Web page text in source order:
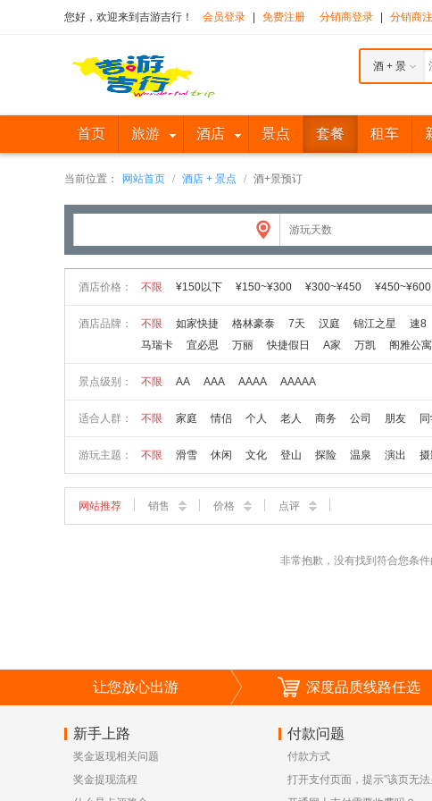
您好，欢迎来到吉游吉行！ 会员登录 免费注册 分销商登录 分销商
酒 + 景
首页 旅游 酒店 景点 套餐 租车
当前位置： 网站首页 / 酒店 + 景点 / 酒+景预订
酒店价格： 不限 ¥150以下 ¥150~¥300 ¥300~¥450 ¥450~¥600
酒店品牌： 不限 如家快捷 格林豪泰 7天 汉庭 锦江之星 速8
马瑞卡
宜必思 万丽 快捷假日 A家 万凯 阁雅公寓
景点级别： 不限 AA AAA AAAA AAAAA
适合人群： 不限 家庭 情侣 个人 老人 商务 公司 朋友
游玩主题： 不限 滑雪 休闲 文化 登山 探险 温泉 演出
网站推荐 销售 价格 点评
非常抱歉，没有找到符合您条
让您放心出游 深度品质线路任选
新手上路
奖金返现相关问题
奖金提现流程
付款问题
付款方式
打开支付页面，提示”该页无法